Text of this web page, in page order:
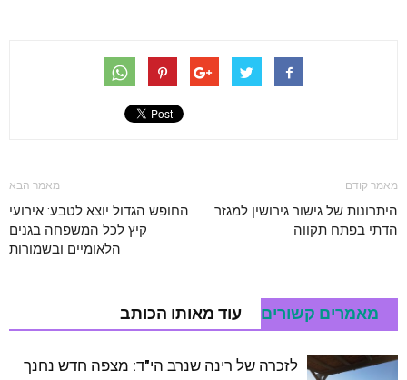
מאמר קודם
היתרונות של גישור גירושין למגזר
הדתי בפתח תקווה
מאמר הבא
החופש הגדול יוצא לטבע: אירועי
קיץ לכל המשפחה בגנים
הלאומיים ובשמורות
מאמרים קשורים עוד מאותו הכותב
לזכרה של רינה שנרב הי"ד: מצפה חדש נחנך